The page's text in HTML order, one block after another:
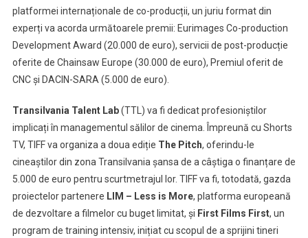
platformei internaționale de co-producții, un juriu format din
experți va acorda următoarele premii: Eurimages Co-production
Development Award (20.000 de euro), servicii de post-producție
oferite de Chainsaw Europe (30.000 de euro), Premiul oferit de
CNC și DACIN-SARA (5.000 de euro).
Transilvania Talent Lab(TTL) va fi dedicat profesioniștilor
implicați în managementul sălilor de cinema. Împreună cu Shorts
TV, TIFF va organiza a doua ediție The Pitch, oferindu-le
cineaștilor din zona Transilvania șansa de a câștiga o finanțare de
5.000 de euro pentru scurtmetrajul lor. TIFF va fi, totodată, gazda
proiectelor partenere LIM – Less is More, platforma europeană
de dezvoltare a filmelor cu buget limitat, și First Films First, un
program de training intensiv, inițiat cu scopul de a sprijini tineri